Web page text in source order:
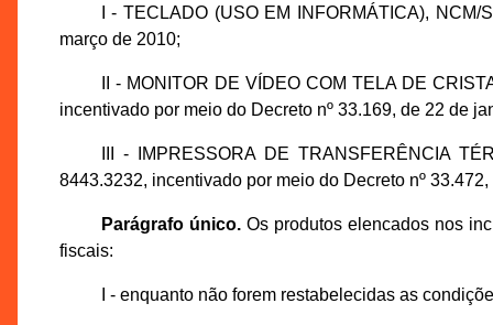
I - TECLADO (USO EM INFORMÁTICA),
março de 2010;
II - MONITOR DE VÍDEO COM TELA DE
incentivado por meio do Decreto nº 33.169, de 22 de
III - IMPRESSORA DE TRANSFERÊNCIA
8443.3232, incentivado por meio do Decreto nº
Parágrafo único.Os produtos elencados nos
fiscais:
I - enquanto não forem restabelecidas as